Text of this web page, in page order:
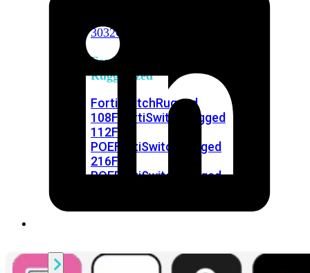
3032G
FortiSwitch
Ruggedized
FortiSwitchRugged
108F FortiSwitchRugged
112F-
POEFortiSwitchRugged
216F-
POEFortiSwitchRugged